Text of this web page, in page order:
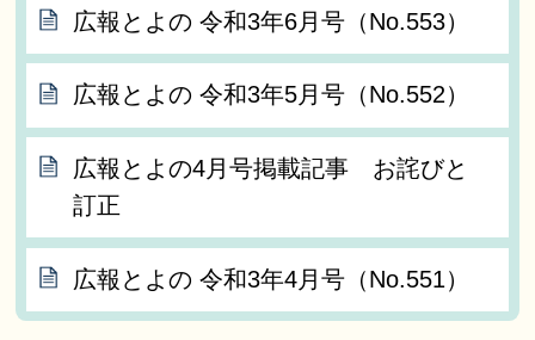
広報とよの 令和3年6月号（No.553）
広報とよの 令和3年5月号（No.552）
広報とよの4月号掲載記事 お詫びと
訂正
広報とよの 令和3年4月号（No.551）